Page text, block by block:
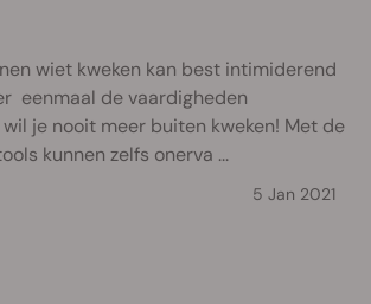
wiet kweken kan best intimiderend
eenmaal de vaardigheden
je nooit meer buiten kweken! Met de
kunnen zelfs onerva ...
5 Jan 2021